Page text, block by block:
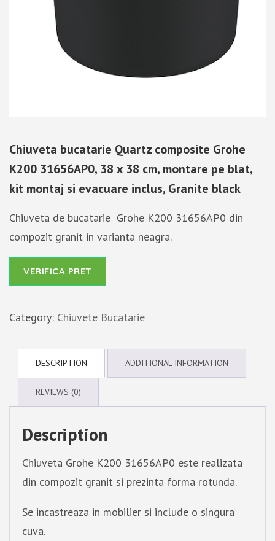
Chiuveta bucatarie Quartz composite Grohe
K200 31656AP0, 38 x 38 cm, montare pe blat,
kit montaj si evacuare inclus, Granite black
Chiuveta de bucatarie Grohe K200 31656AP0 din
compozit granit in varianta neagra.
VERIFICA PRET
Category: Chiuvete Bucatarie
DESCRIPTION ADDITIONAL INFORMATION
REVIEWS (0)
Description
Chiuveta Grohe K200 31656AP0 este realizata
din compozit granit si prezinta forma rotunda.
Se incastreaza in mobilier si include o singura
cuva.